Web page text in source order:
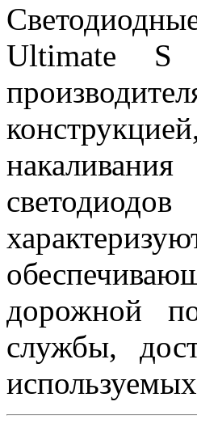
Ultimate S
дорожной
службы,